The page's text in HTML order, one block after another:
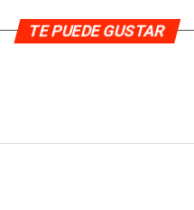
TE PUEDE GUSTAR